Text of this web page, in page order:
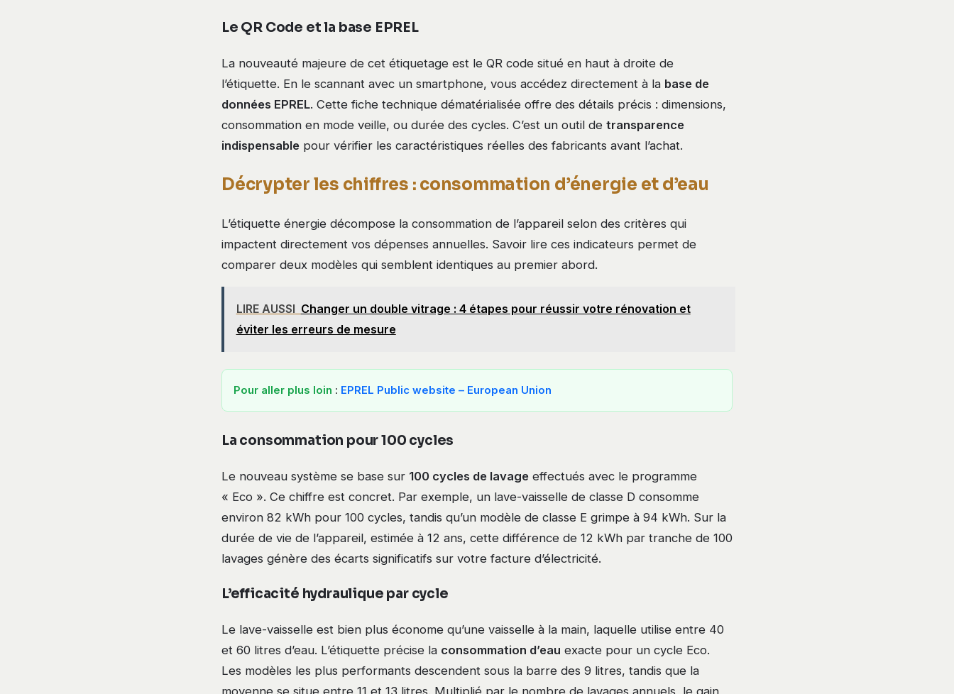
Le QR Code et la base EPREL
La nouveauté majeure de cet étiquetage est le QR code situé en haut à droite de
l’étiquette. En le scannant avec un smartphone, vous accédez directement à la base de
données EPREL. Cette fiche technique dématérialisée offre des détails précis : dimensions,
consommation en mode veille, ou durée des cycles. C’est un outil de transparence
indispensable pour vérifier les caractéristiques réelles des fabricants avant l’achat.
Décrypter les chiffres : consommation d’énergie et d’eau
L’étiquette énergie décompose la consommation de l’appareil selon des critères qui
impactent directement vos dépenses annuelles. Savoir lire ces indicateurs permet de
comparer deux modèles qui semblent identiques au premier abord.
LIRE AUSSI Changer un double vitrage : 4 étapes pour réussir votre rénovation et
éviter les erreurs de mesure
Pour aller plus loin : EPREL Public website – European Union
La consommation pour 100 cycles
Le nouveau système se base sur 100 cycles de lavage effectués avec le programme
« Eco ». Ce chiffre est concret. Par exemple, un lave-vaisselle de classe D consomme
environ 82 kWh pour 100 cycles, tandis qu’un modèle de classe E grimpe à 94 kWh. Sur la
durée de vie de l’appareil, estimée à 12 ans, cette différence de 12 kWh par tranche de 100
lavages génère des écarts significatifs sur votre facture d’électricité.
L’efficacité hydraulique par cycle
Le lave-vaisselle est bien plus économe qu’une vaisselle à la main, laquelle utilise entre 40
et 60 litres d’eau. L’étiquette précise la consommation d’eau exacte pour un cycle Eco.
Les modèles les plus performants descendent sous la barre des 9 litres, tandis que la